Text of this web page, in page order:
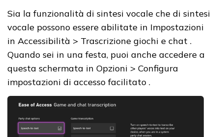
Sia la funzionalità di sintesi vocale che di sintesi
vocale possono essere abilitate in Impostazioni
in Accessibilità > Trascrizione giochi e chat .
Quando sei in una festa, puoi anche accedere a
questa schermata in Opzioni > Configura
impostazioni di accesso facilitato .